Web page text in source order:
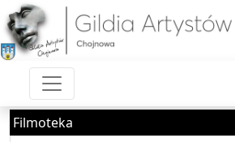
Filmoteka